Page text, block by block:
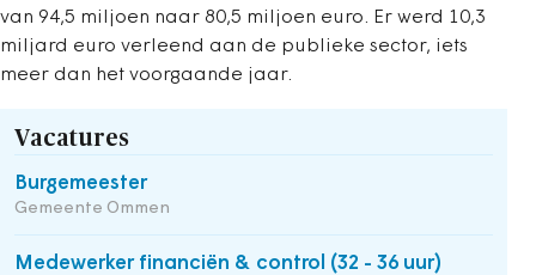
van 94,5 miljoen naar 80,5 miljoen euro. Er werd 10,3
miljard euro verleend aan de publieke sector, iets
meer dan het voorgaande jaar.
Vacatures
Burgemeester
Gemeente Ommen
Medewerker financiën & control (32 - 36 uur)